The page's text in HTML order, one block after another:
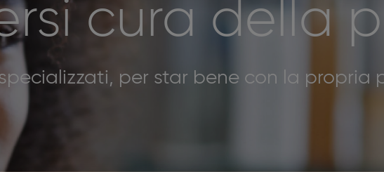
cura della
per star bene con la propria